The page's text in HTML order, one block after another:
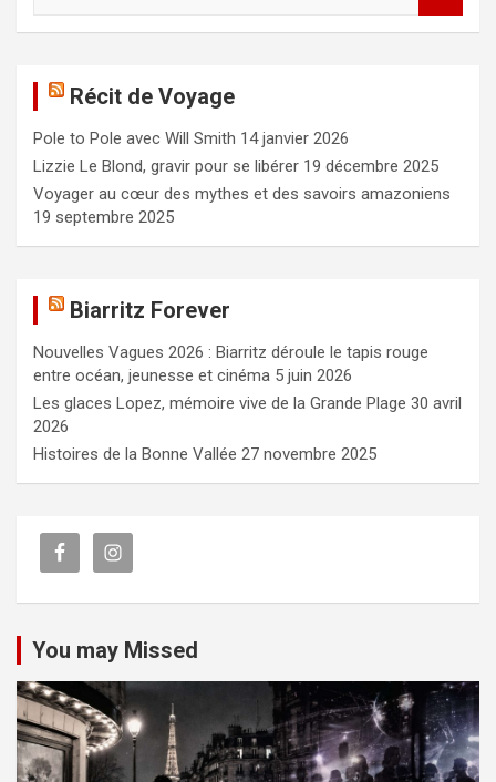
c
h
e
r
Récit de Voyage
Pole to Pole avec Will Smith 14 janvier 2026
Lizzie Le Blond, gravir pour se libérer 19 décembre 2025
Voyager au cœur des mythes et des savoirs amazoniens
19 septembre 2025
Biarritz Forever
Nouvelles Vagues 2026 : Biarritz déroule le tapis rouge
entre océan, jeunesse et cinéma 5 juin 2026
Les glaces Lopez, mémoire vive de la Grande Plage 30 avril
2026
Histoires de la Bonne Vallée 27 novembre 2025
You may Missed